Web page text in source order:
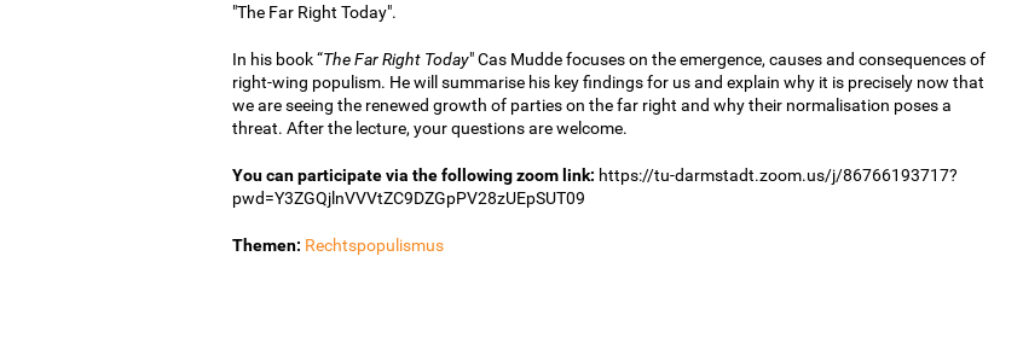
"The Far Right Today".
In his book “The Far Right Today" Cas Mudde focuses on the emergence, causes and consequences of
right-wing populism. He will summarise his key findings for us and explain why it is precisely now that
we are seeing the renewed growth of parties on the far right and why their normalisation poses a
threat. After the lecture, your questions are welcome.
You can participate via the following zoom link: https://tu-darmstadt.zoom.us/j/86766193717?
pwd=Y3ZGQjlnVVVtZC9DZGpPV28zUEpSUT09
Themen: Rechtspopulismus